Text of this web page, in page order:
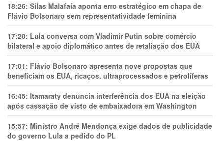
18:26: Silas Malafaia aponta erro estratégico em chapa de
Flávio Bolsonaro sem representatividade feminina
17:20: Lula conversa com Vladimir Putin sobre comércio
bilateral e apoio diplomático antes de retaliação dos EUA
17:01: Flávio Bolsonaro apresenta nove propostas que
beneficiam os EUA, ricaços, ultraprocessados e petrolíferas
16:45: Itamaraty denuncia interferência dos EUA na eleição
após cassação de visto de embaixadora em Washington
15:57: Ministro André Mendonça exige dados de publicidade
do governo Lula a pedido do PL